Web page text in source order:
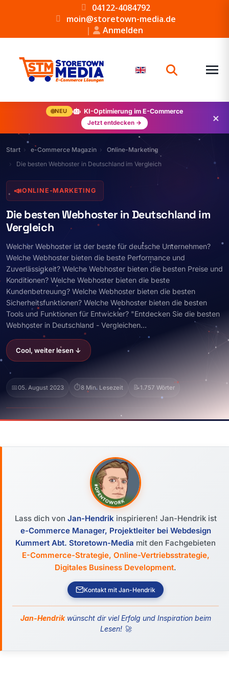
04122-4084792
moin@storetown-media.de
|
Anmelden
NEU KI-Optimierung im E-Commerce
Jetzt entdecken → ×
Start e-Commerce Magazin
Online-Marketing
Die besten Webhoster in Deutschland im Vergleich
📣ONLINE-MARKETING
Die besten Webhoster in Deutschland im
Vergleich
Welcher Webhoster ist der beste für deutsche Unternehmen?
Welche Webhoster bieten die beste Performance und
Zuverlässigkeit? Welche Webhoster bieten die besten Preise und
Konditionen? Welche Webhoster bieten die beste
Kundenbetreuung? Welche Webhoster bieten die besten
Sicherheitsfunktionen? Welche Webhoster bieten die besten
Tools und Funktionen für Entwickler? "Entdecken Sie die besten
Webhoster in Deutschland - Vergleichen...
Cool, weiter lesen ↓
📅05. August 2023 ⏱️8 Min. Lesezeit 📝1.757 Wörter
Lass dich von Jan-Hendrikinspirieren! Jan-Hendrik ist
e-Commerce Manager, Projektleiter bei Webdesign
Kummert Abt. Storetown-Media mit den Fachgebieten
E-Commerce-Strategie, Online-Vertriebsstrategie,
Digitales Business Development.
Kontakt mit Jan-Hendrik
Jan-Hendrikwünscht dir viel Erfolg und Inspiration beim
Lesen! 🚀